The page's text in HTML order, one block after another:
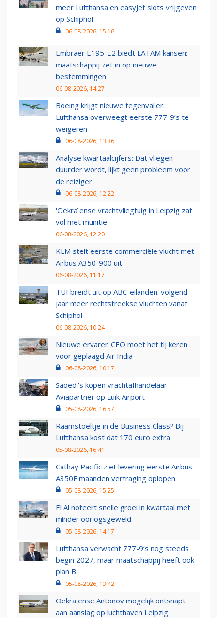
meer Lufthansa en easyJet slots vrijgeven
op Schiphol
06-08-2026, 15:16
Embraer E195-E2 biedt LATAM kansen:
maatschappij zet in op nieuwe
bestemmingen
06-08-2026, 14:27
Boeing krijgt nieuwe tegenvaller:
Lufthansa overweegt eerste 777-9’s te
weigeren
06-08-2026, 13:36
Analyse kwartaalcijfers: Dat vliegen
duurder wordt, lijkt geen probleem voor
de reiziger
06-08-2026, 12:22
'Oekraïense vrachtvliegtuig in Leipzig zat
vol met munitie'
06-08-2026, 12:20
KLM stelt eerste commerciële vlucht met
Airbus A350-900 uit
06-08-2026, 11:17
TUI breidt uit op ABC-eilanden: volgend
jaar meer rechtstreekse vluchten vanaf
Schiphol
06-08-2026, 10:24
Nieuwe ervaren CEO moet het tij keren
voor geplaagd Air India
06-08-2026, 10:17
Saoedi’s kopen vrachtafhandelaar
Aviapartner op Luik Airport
05-08-2026, 16:57
Raamstoeltje in de Business Class? Bij
Lufthansa kost dat 170 euro extra
05-08-2026, 16:41
Cathay Pacific ziet levering eerste Airbus
A350F maanden vertraging oplopen
05-08-2026, 15:25
El Al noteert snelle groei in kwartaal met
minder oorlogsgeweld
05-08-2026, 14:17
Lufthansa verwacht 777-9’s nog steeds
begin 2027, maar maatschappij heeft ook
plan B
05-08-2026, 13:42
Oekraïense Antonov mogelijk ontsnapt
aan aanslag op luchthaven Leipzig